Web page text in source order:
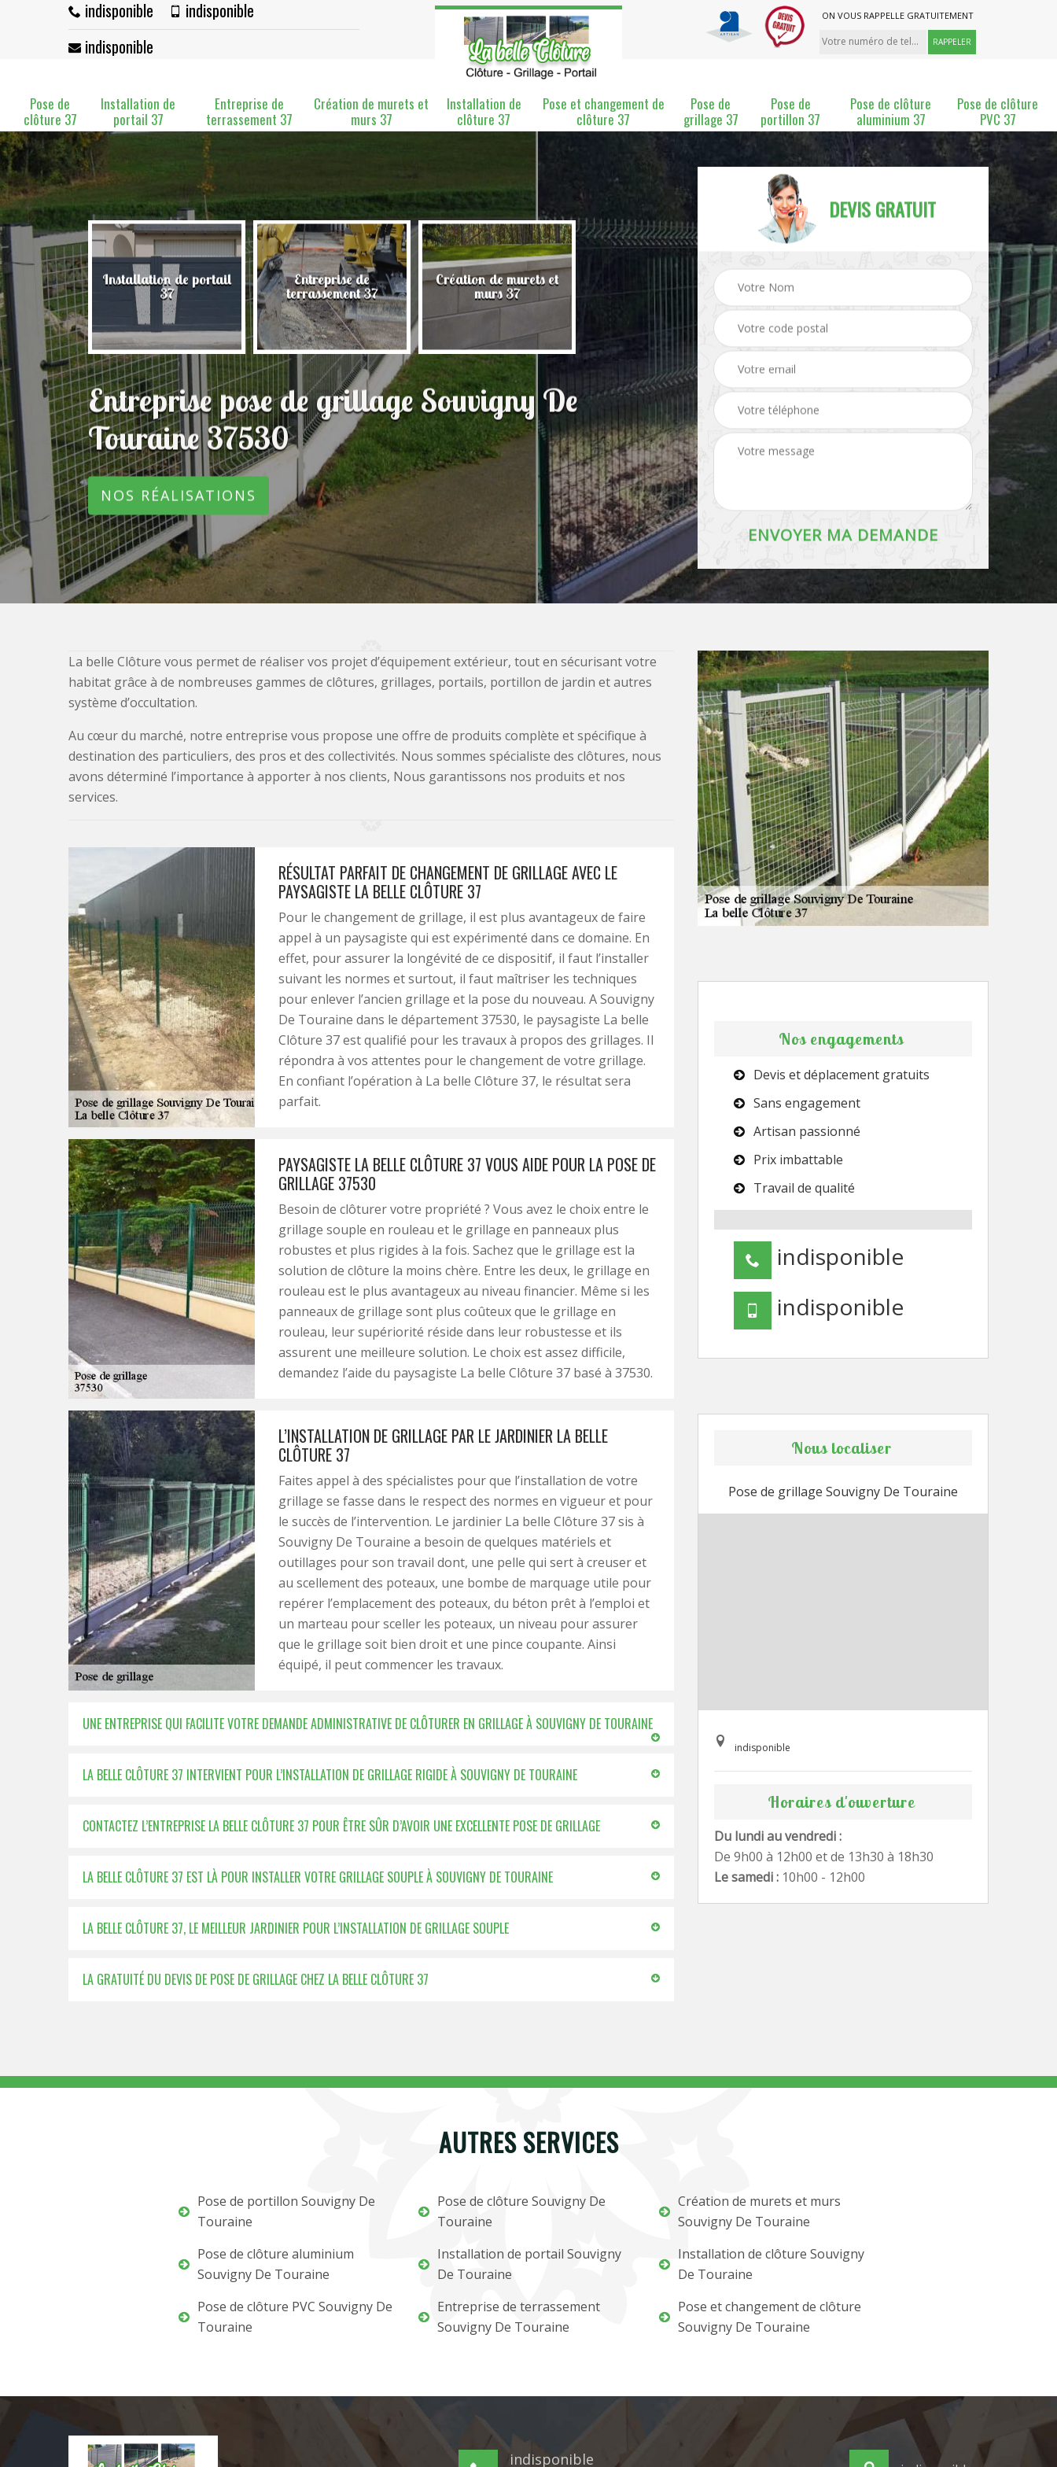
indisponible
indisponible
indisponible
ON VOUS RAPPELLE GRATUITEMENT
Pose de
clôture 37
Installation de
portail 37
Entreprise de
terrassement 37
Création de murets et
murs 37
Installation de
clôture 37
Pose et changement de
clôture 37
Pose de
grillage 37
Pose de
portillon 37
Pose de clôture
aluminium 37
Pose de clôture
PVC 37
37 Installation de portail
37
Entreprise de
terrassement 37
Création de murets et
murs 37
Installation de clôture
37
Pose et changement de Pose de grillage 37
Entreprise pose de grillage Souvigny De
Touraine 37530
NOS RÉALISATIONS
DEVIS GRATUIT
La belle Clôture vous permet de réaliser vos projet d’équipement extérieur, tout en sécurisant votre
habitat grâce à de nombreuses gammes de clôtures, grillages, portails, portillon de jardin et autres
système d’occultation.
Au cœur du marché, notre entreprise vous propose une offre de produits complète et spécifique à
destination des particuliers, des pros et des collectivités. Nous sommes spécialiste des clôtures, nous
avons déterminé l’importance à apporter à nos clients, Nous garantissons nos produits et nos
services.
RÉSULTAT PARFAIT DE CHANGEMENT DE GRILLAGE AVEC LE
PAYSAGISTE LA BELLE CLÔTURE 37
Pour le changement de grillage, il est plus avantageux de faire
appel à un paysagiste qui est expérimenté dans ce domaine. En
effet, pour assurer la longévité de ce dispositif, il faut l’installer
suivant les normes et surtout, il faut maîtriser les techniques
pour enlever l’ancien grillage et la pose du nouveau. A Souvigny
De Touraine dans le département 37530, le paysagiste La belle
Clôture 37 est qualifié pour les travaux à propos des grillages. Il
répondra à vos attentes pour le changement de votre grillage.
En confiant l’opération à La belle Clôture 37, le résultat sera
parfait.
PAYSAGISTE LA BELLE CLÔTURE 37 VOUS AIDE POUR LA POSE DE
GRILLAGE 37530
Besoin de clôturer votre propriété ? Vous avez le choix entre le
grillage souple en rouleau et le grillage en panneaux plus
robustes et plus rigides à la fois. Sachez que le grillage est la
solution de clôture la moins chère. Entre les deux, le grillage en
rouleau est le plus avantageux au niveau financier. Même si les
panneaux de grillage sont plus coûteux que le grillage en
rouleau, leur supériorité réside dans leur robustesse et ils
assurent une meilleure solution. Le choix est assez difficile,
demandez l’aide du paysagiste La belle Clôture 37 basé à 37530.
L’INSTALLATION DE GRILLAGE PAR LE JARDINIER LA BELLE
CLÔTURE 37
Faites appel à des spécialistes pour que l’installation de votre
grillage se fasse dans le respect des normes en vigueur et pour
le succès de l’intervention. Le jardinier La belle Clôture 37 sis à
Souvigny De Touraine a besoin de quelques matériels et
outillages pour son travail dont, une pelle qui sert à creuser et
au scellement des poteaux, une bombe de marquage utile pour
repérer l’emplacement des poteaux, du béton prêt à l’emploi et
un marteau pour sceller les poteaux, un niveau pour assurer
que le grillage soit bien droit et une pince coupante. Ainsi
équipé, il peut commencer les travaux.
UNE ENTREPRISE QUI FACILITE VOTRE DEMANDE ADMINISTRATIVE DE CLÔTURER EN GRILLAGE À SOUVIGNY DE TOURAINE
LA BELLE CLÔTURE 37 INTERVIENT POUR L’INSTALLATION DE GRILLAGE RIGIDE À SOUVIGNY DE TOURAINE
CONTACTEZ L’ENTREPRISE LA BELLE CLÔTURE 37 POUR ÊTRE SÛR D’AVOIR UNE EXCELLENTE POSE DE GRILLAGE
LA BELLE CLÔTURE 37 EST LÀ POUR INSTALLER VOTRE GRILLAGE SOUPLE À SOUVIGNY DE TOURAINE
LA BELLE CLÔTURE 37, LE MEILLEUR JARDINIER POUR L’INSTALLATION DE GRILLAGE SOUPLE
LA GRATUITÉ DU DEVIS DE POSE DE GRILLAGE CHEZ LA BELLE CLÔTURE 37
Nos engagements
Devis et déplacement gratuits
Sans engagement
Artisan passionné
Prix imbattable
Travail de qualité
indisponible
indisponible
Nous localiser
Pose de grillage Souvigny De Touraine
indisponible
Horaires d'ouverture
Du lundi au vendredi :
De 9h00 à 12h00 et de 13h30 à 18h30
Le samedi : 10h00 - 12h00
AUTRES SERVICES
Pose de portillon Souvigny De
Touraine
Pose de clôture aluminium
Souvigny De Touraine
Pose de clôture PVC Souvigny De
Touraine
Pose de clôture Souvigny De
Touraine
Installation de portail Souvigny
De Touraine
Entreprise de terrassement
Souvigny De Touraine
Création de murets et murs
Souvigny De Touraine
Installation de clôture Souvigny
De Touraine
Pose et changement de clôture
Souvigny De Touraine
indisponible